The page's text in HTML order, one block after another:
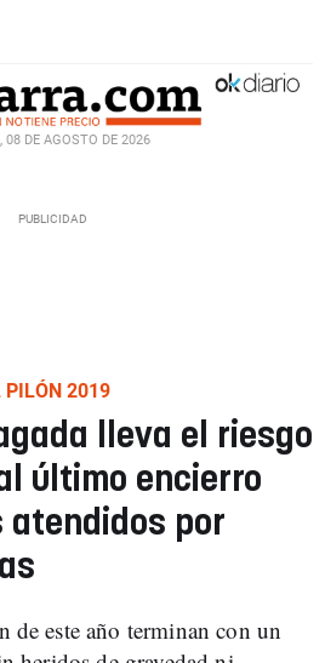
08 DE AGOSTO DE 2026
PILÓN 2019
lleva el riesgo
último encierro
atendidos por
de este año terminan con un